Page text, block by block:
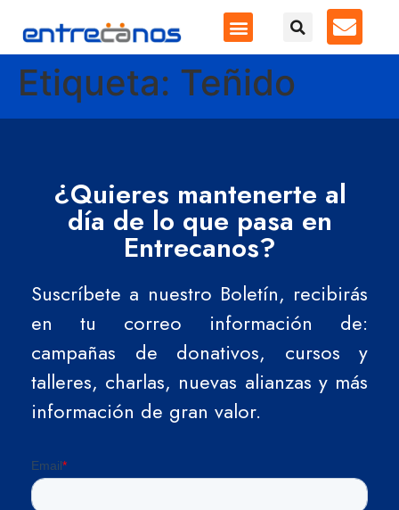
Etiqueta: Teñido
¿Quieres mantenerte al
día de lo que pasa en
Entrecanos?
Suscríbete a nuestro Boletín, recibirás
en tu correo información de:
campañas de donativos, cursos y
talleres, charlas, nuevas alianzas y más
información de gran valor.